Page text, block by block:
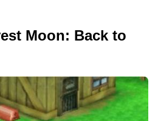
Moon: Back to